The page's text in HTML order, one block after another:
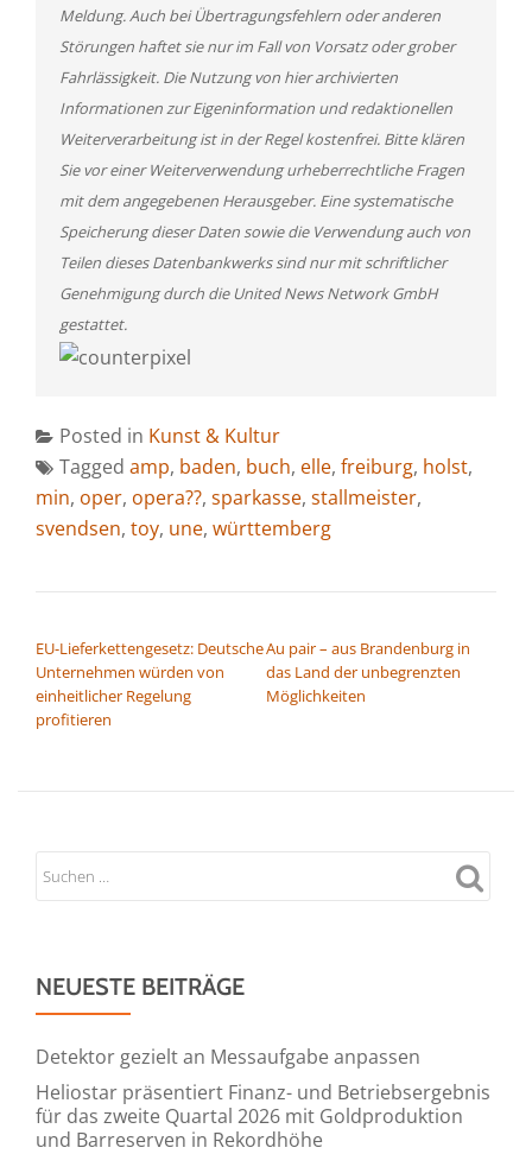
Meldung. Auch bei Übertragungsfehlern oder anderen
Störungen haftet sie nur im Fall von Vorsatz oder grober
Fahrlässigkeit. Die Nutzung von hier archivierten
Informationen zur Eigeninformation und redaktionellen
Weiterverarbeitung ist in der Regel kostenfrei. Bitte klären
Sie vor einer Weiterverwendung urheberrechtliche Fragen
mit dem angegebenen Herausgeber. Eine systematische
Speicherung dieser Daten sowie die Verwendung auch von
Teilen dieses Datenbankwerks sind nur mit schriftlicher
Genehmigung durch die United News Network GmbH
gestattet.
Posted in Kunst & Kultur
Tagged amp, baden, buch, elle, freiburg, holst,
min, oper, opera??, sparkasse, stallmeister,
svendsen, toy, une, württemberg
EU-Lieferkettengesetz: Deutsche
Unternehmen würden von
einheitlicher Regelung
profitieren
Au pair – aus Brandenburg in
das Land der unbegrenzten
Möglichkeiten
NEUESTE BEITRÄGE
Detektor gezielt an Messaufgabe anpassen
Heliostar präsentiert Finanz- und Betriebsergebnis
für das zweite Quartal 2026 mit Goldproduktion
und Barreserven in Rekordhöhe